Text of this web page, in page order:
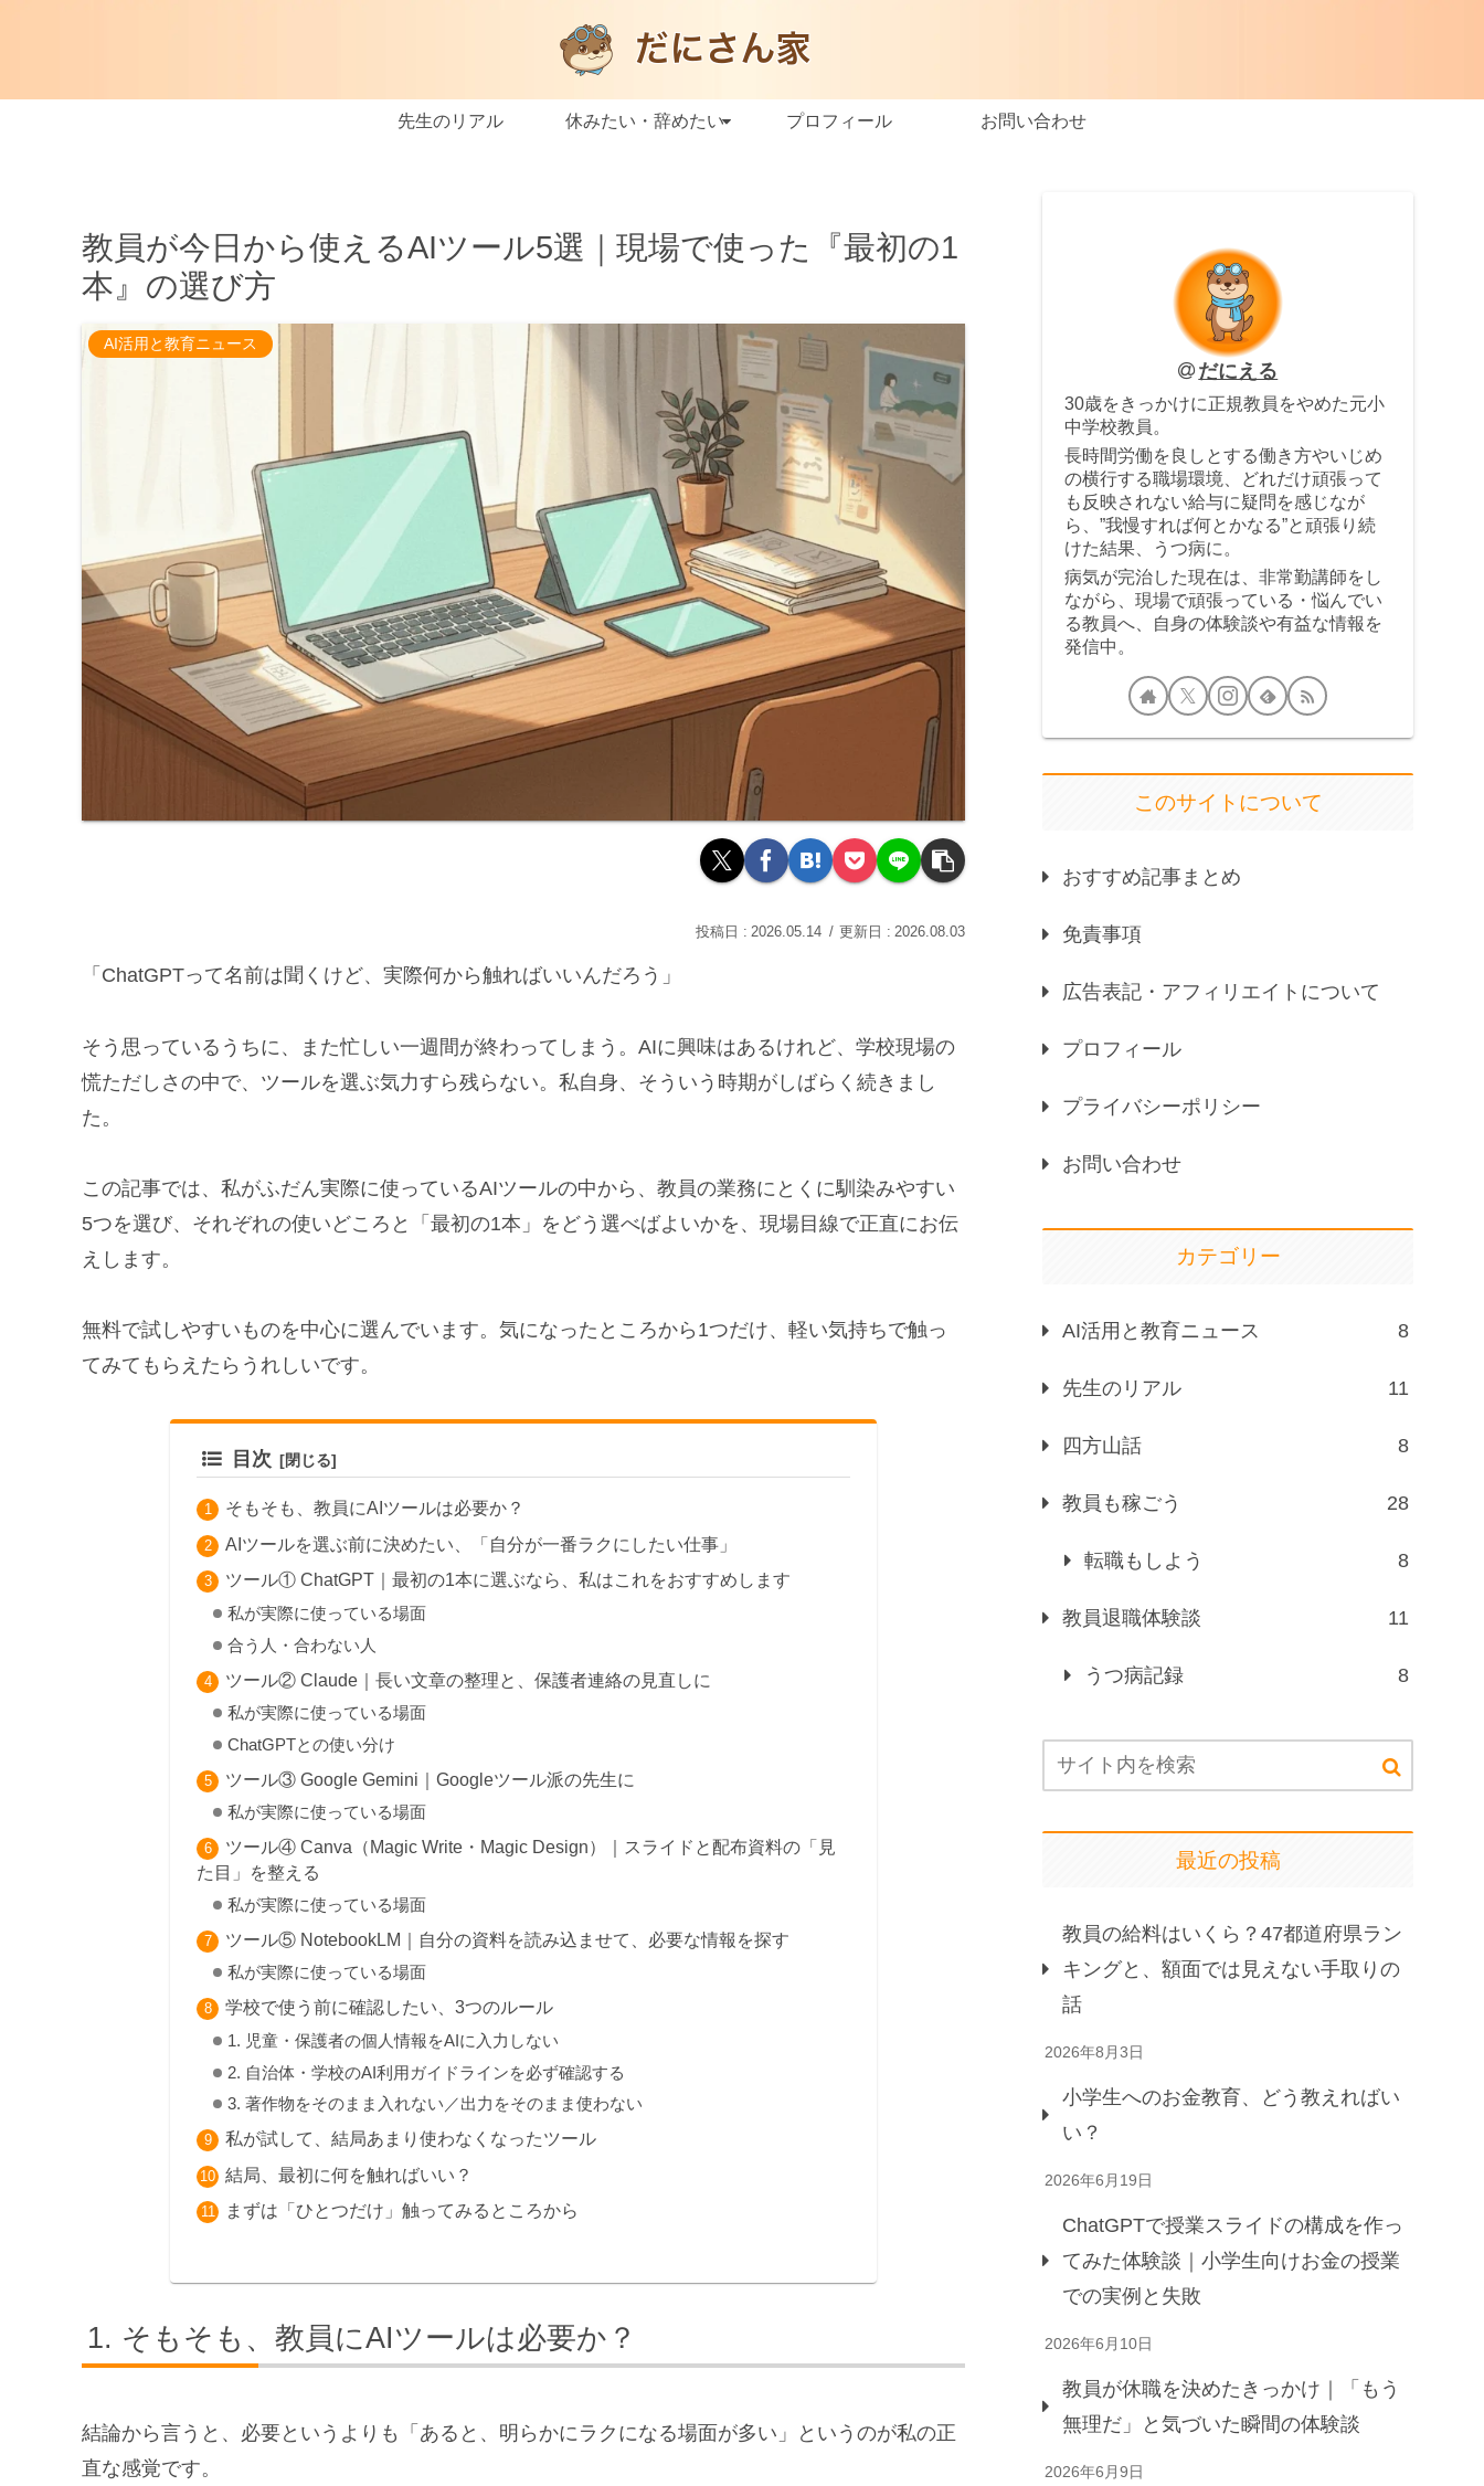
先生のリアル 休みたい・辞めたい プロフィール お問い合わせ
教員が今日から使えるAIツール5選｜現場で使った『最初の1
本』の選び方
AI活用と教育ニュース
2026.05.14 2026.08.03
「ChatGPTって名前は聞くけど、実際何から触ればいいんだろう」
そう思っているうちに、また忙しい一週間が終わってしまう。AIに興味はあるけれど、学校現場の
慌ただしさの中で、ツールを選ぶ気力すら残らない。私自身、そういう時期がしばらく続きまし
た。
この記事では、私がふだん実際に使っているAIツールの中から、教員の業務にとくに馴染みやすい
5つを選び、それぞれの使いどころと「最初の1本」をどう選べばよいかを、現場目線で正直にお伝
えします。
無料で試しやすいものを中心に選んでいます。気になったところから1つだけ、軽い気持ちで触っ
てみてもらえたらうれしいです。
目次
そもそも、教員にAIツールは必要か？
AIツールを選ぶ前に決めたい、「自分が一番ラクにしたい仕事」
ツール① ChatGPT｜最初の1本に選ぶなら、私はこれをおすすめします
私が実際に使っている場面
合う人・合わない人
ツール② Claude｜長い文章の整理と、保護者連絡の見直しに
私が実際に使っている場面
ChatGPTとの使い分け
ツール③ Google Gemini｜Googleツール派の先生に
私が実際に使っている場面
ツール④ Canva（Magic Write・Magic Design）｜スライドと配布資料の「見
た目」を整える
私が実際に使っている場面
ツール⑤ NotebookLM｜自分の資料を読み込ませて、必要な情報を探す
私が実際に使っている場面
学校で使う前に確認したい、3つのルール
1. 児童・保護者の個人情報をAIに入力しない
2. 自治体・学校のAI利用ガイドラインを必ず確認する
3. 著作物をそのまま入れない／出力をそのまま使わない
私が試して、結局あまり使わなくなったツール
結局、最初に何を触ればいい？
まずは「ひとつだけ」触ってみるところから
そもそも、教員にAIツールは必要か？
結論から言うと、必要というよりも「あると、明らかにラクになる場面が多い」というのが私の正
直な感覚です。
だにえる
30歳をきっかけに正規教員をやめた元小
中学校教員。
長時間労働を良しとする働き方やいじめ
の横行する職場環境、どれだけ頑張って
も反映されない給与に疑問を感じなが
ら、”我慢すれば何とかなる”と頑張り続
けた結果、うつ病に。
病気が完治した現在は、非常勤講師をし
ながら、現場で頑張っている・悩んでい
る教員へ、自身の体験談や有益な情報を
発信中。
このサイトについて
おすすめ記事まとめ
免責事項
広告表記・アフィリエイトについて
プロフィール
プライバシーポリシー
お問い合わせ
カテゴリー
AI活用と教育ニュース 8
先生のリアル 11
四方山話 8
教員も稼ごう 28
転職もしよう 8
教員退職体験談 11
うつ病記録 8
最近の投稿
教員の給料はいくら？47都道府県ラン
キングと、額面では見えない手取りの
話
2026年8月3日
小学生へのお金教育、どう教えればい
い？
2026年6月19日
ChatGPTで授業スライドの構成を作っ
てみた体験談｜小学生向けお金の授業
での実例と失敗
2026年6月10日
教員が休職を決めたきっかけ｜「もう
無理だ」と気づいた瞬間の体験談
2026年6月9日